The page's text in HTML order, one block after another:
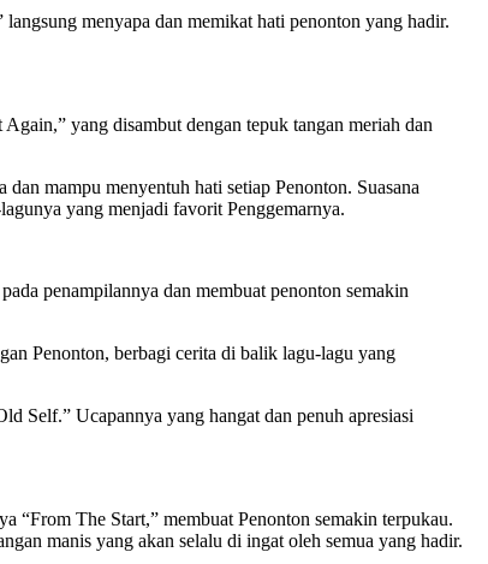
menyapa dan memikat hati penonton yang hadir.
yang disambut dengan tepuk tangan meriah dan
mampu menyentuh hati setiap Penonton. Suasana
yang menjadi favorit Penggemarnya.
penampilannya dan membuat penonton semakin
Penonton, berbagi cerita di balik lagu-lagu yang
Self.” Ucapannya yang hangat dan penuh apresiasi
“From The Start,” membuat Penonton semakin terpukau.
manis yang akan selalu di ingat oleh semua yang hadir.